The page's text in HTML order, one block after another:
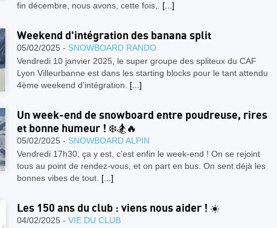
fin décembre, nous avons, cette fois,. [...]
Weekend d'intégration des banana split
05/02/2025 - SNOWBOARD RANDO
Vendredi 10 janvier 2025, le super groupe des spliteux du CAF
Lyon Villeurbanne est dans les starting blocks pour le tant attendu
4ème weekend d’intégration. [...]
Un week-end de snowboard entre poudreuse, rires
et bonne humeur ! ❄️🏂🔥
05/02/2025 - SNOWBOARD ALPIN
Vendredi 17h30, ça y est, c’est enfin le week-end ! On se rejoint
tous au point de rendez-vous, et on part en bus. On sent déjà les
bonnes vibes de tout. [...]
Les 150 ans du club : viens nous aider ! ☀️
04/02/2025 - VIE DU CLUB